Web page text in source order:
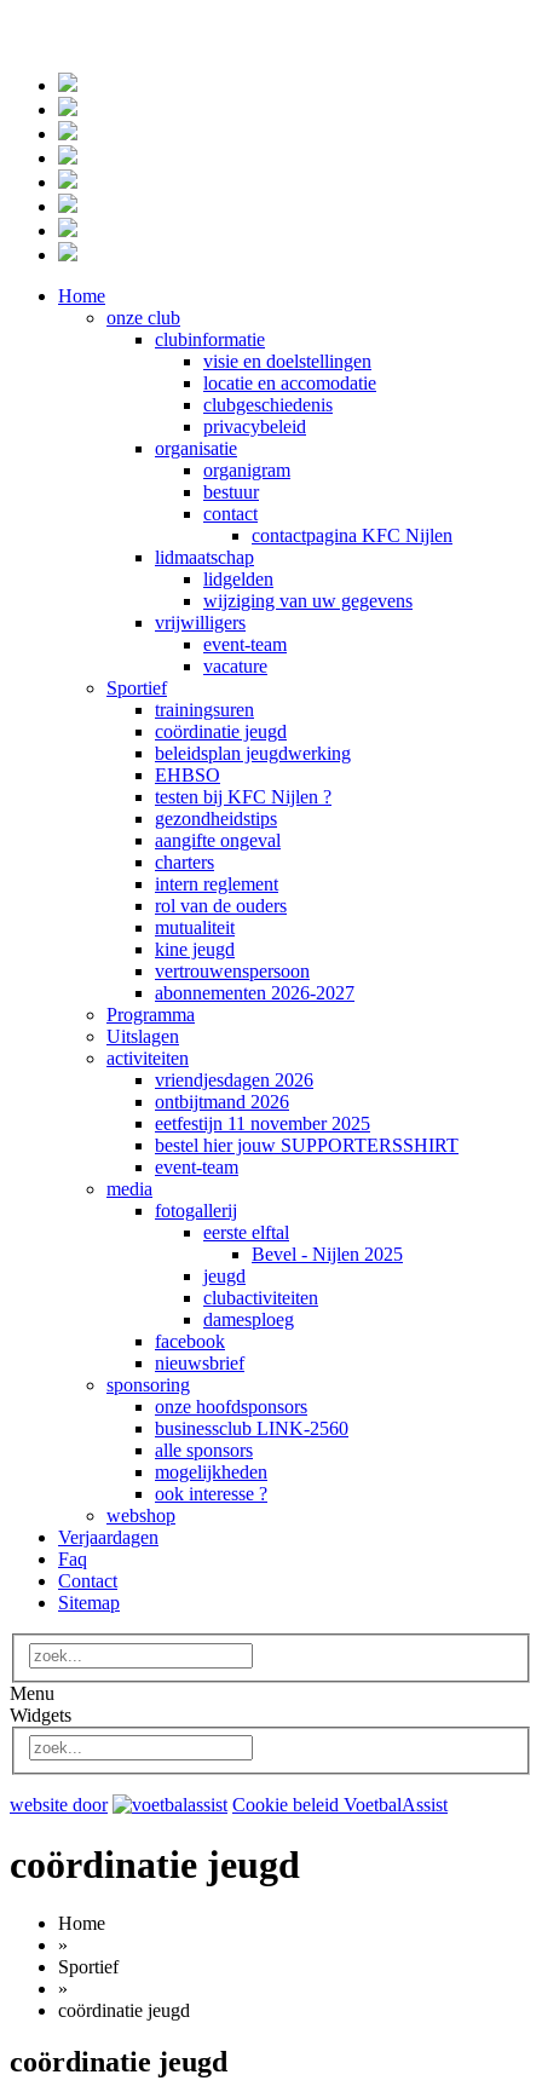
Home
onze club
clubinformatie
visie en doelstellingen
locatie en accomodatie
clubgeschiedenis
privacybeleid
organisatie
organigram
bestuur
contact
contactpagina KFC Nijlen
lidmaatschap
lidgelden
wijziging van uw gegevens
vrijwilligers
event-team
vacature
Sportief
trainingsuren
coördinatie jeugd
beleidsplan jeugdwerking
EHBSO
testen bij KFC Nijlen ?
gezondheidstips
aangifte ongeval
charters
intern reglement
rol van de ouders
mutualiteit
kine jeugd
vertrouwenspersoon
abonnementen 2026-2027
Programma
Uitslagen
activiteiten
vriendjesdagen 2026
ontbijtmand 2026
eetfestijn 11 november 2025
bestel hier jouw SUPPORTERSSHIRT
event-team
media
fotogallerij
eerste elftal
Bevel - Nijlen 2025
jeugd
clubactiviteiten
damesploeg
facebook
nieuwsbrief
sponsoring
onze hoofdsponsors
businessclub LINK-2560
alle sponsors
mogelijkheden
ook interesse ?
webshop
Verjaardagen
Faq
Contact
Sitemap
Menu
Widgets
website door Cookie beleid VoetbalAssist
coördinatie jeugd
Home
»
Sportief
»
coördinatie jeugd
coördinatie jeugd